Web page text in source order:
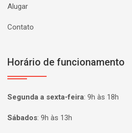
Alugar
Contato
Horário de funcionamento
Segunda a sexta-feira: 9h às 18h
Sábados: 9h às 13h